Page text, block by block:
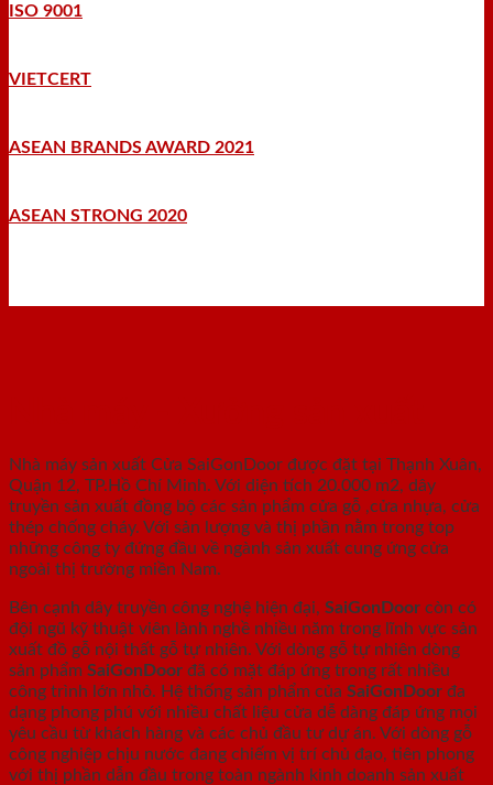
ISO 9001
VIETCERT
ASEAN BRANDS AWARD 2021
ASEAN STRONG 2020
Nhà máy sản xuất Cửa SaiGonDoor được đặt tại Thạnh Xuân,
Quận 12, TP.Hồ Chí Minh. Với diện tích 20.000 m2, dây
truyền sản xuất đồng bộ các sản phẩm cửa gỗ ,cửa nhựa, cửa
thép chống cháy. Với sản lượng và thị phần nằm trong top
những công ty đứng đầu về ngành sản xuất cung ứng cửa
ngoài thị trường miền Nam.
Bên cạnh dây truyền công nghệ hiện đại, SaiGonDoor còn có
đội ngũ kỹ thuật viên lành nghề nhiều năm trong lĩnh vực sản
xuất đồ gỗ nội thất gỗ tự nhiên. Với dòng gỗ tự nhiên dòng
sản phẩm SaiGonDoor đã có mặt đáp ứng trong rất nhiều
công trình lớn nhỏ. Hệ thống sản phẩm của SaiGonDoor đa
dạng phong phú với nhiều chất liệu cửa dễ dàng đáp ứng mọi
yêu cầu từ khách hàng và các chủ đầu tư dự án. Với dòng gỗ
công nghiệp chịu nước đang chiếm vị trí chủ đạo, tiên phong
với thị phần dẫn đầu trong toàn ngành kinh doanh sản xuất